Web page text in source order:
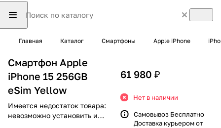
Главная Каталог Смартфоны Apple iPhone
Смартфон Apple
iPhone 15 256GB
eSim Yellow
Имеется недостаток товара:
невозможно установить и
61 980 ₽
Нет в наличии
Самовывоз Бесплатно
Доставка курьером от